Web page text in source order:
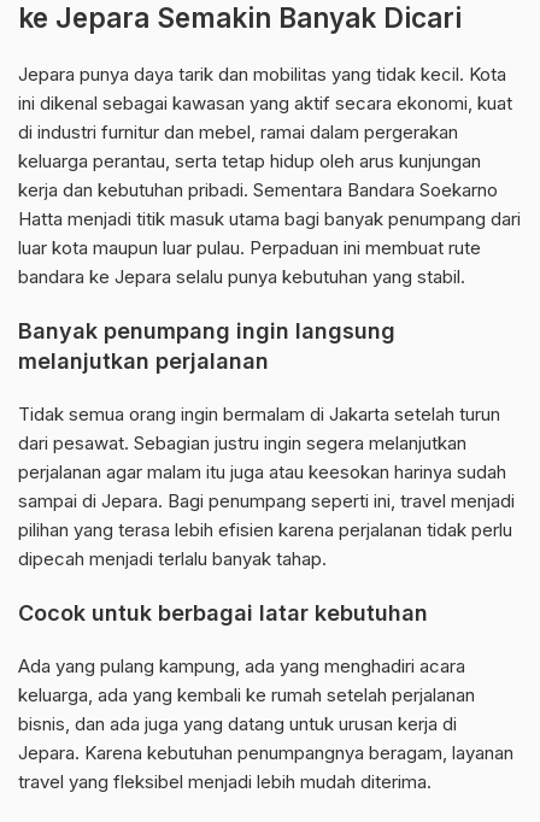
ke Jepara Semakin Banyak Dicari
Jepara punya daya tarik dan mobilitas yang tidak kecil. Kota
ini dikenal sebagai kawasan yang aktif secara ekonomi, kuat
di industri furnitur dan mebel, ramai dalam pergerakan
keluarga perantau, serta tetap hidup oleh arus kunjungan
kerja dan kebutuhan pribadi. Sementara Bandara Soekarno
Hatta menjadi titik masuk utama bagi banyak penumpang dari
luar kota maupun luar pulau. Perpaduan ini membuat rute
bandara ke Jepara selalu punya kebutuhan yang stabil.
Banyak penumpang ingin langsung
melanjutkan perjalanan
Tidak semua orang ingin bermalam di Jakarta setelah turun
dari pesawat. Sebagian justru ingin segera melanjutkan
perjalanan agar malam itu juga atau keesokan harinya sudah
sampai di Jepara. Bagi penumpang seperti ini, travel menjadi
pilihan yang terasa lebih efisien karena perjalanan tidak perlu
dipecah menjadi terlalu banyak tahap.
Cocok untuk berbagai latar kebutuhan
Ada yang pulang kampung, ada yang menghadiri acara
keluarga, ada yang kembali ke rumah setelah perjalanan
bisnis, dan ada juga yang datang untuk urusan kerja di
Jepara. Karena kebutuhan penumpangnya beragam, layanan
travel yang fleksibel menjadi lebih mudah diterima.